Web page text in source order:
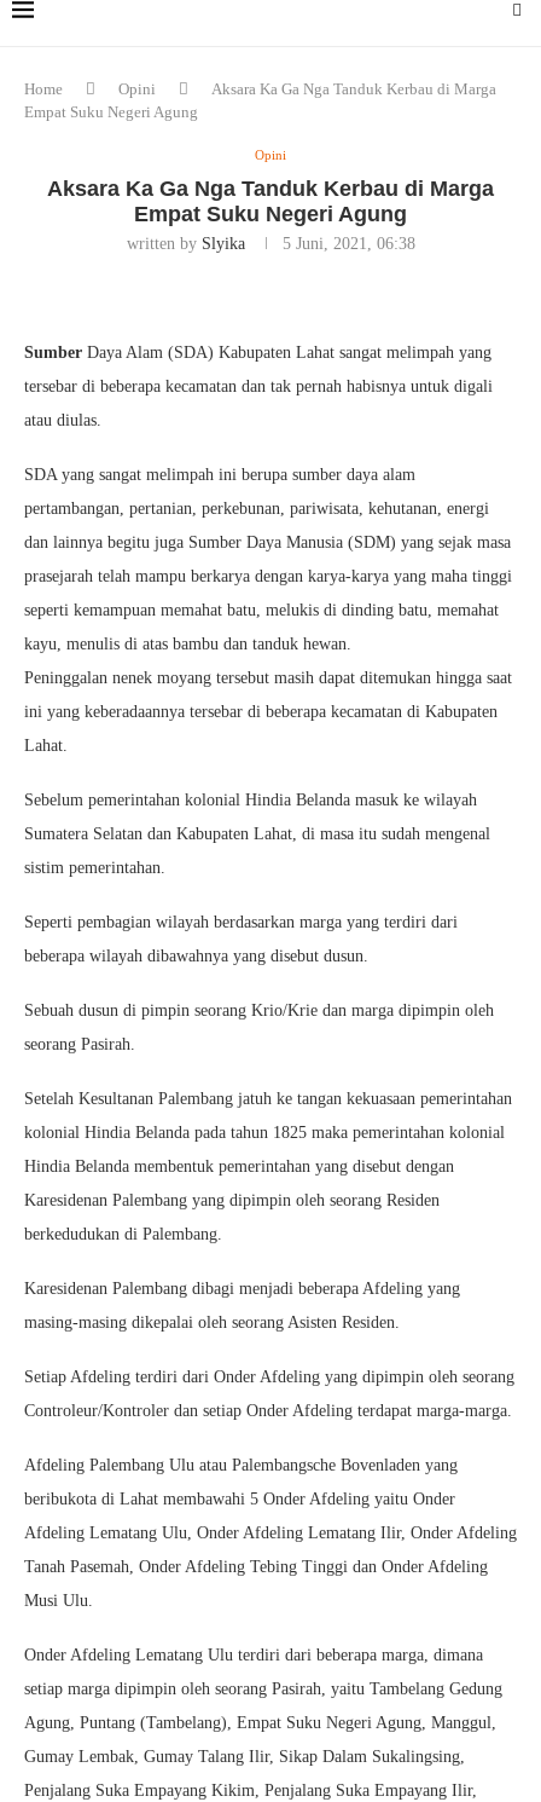
Home Opini
Aksara Ka Ga Nga Tanduk Kerbau di Marga
Empat Suku Negeri Agung
Opini
Aksara Ka Ga Nga Tanduk Kerbau di Marga
Empat Suku Negeri Agung
written by Slyika 5 Juni, 2021, 06:38
Sumber Daya Alam (SDA) Kabupaten Lahat sangat melimpah yang
tersebar di beberapa kecamatan dan tak pernah habisnya untuk digali
atau diulas.
SDA yang sangat melimpah ini berupa sumber daya alam
pertambangan, pertanian, perkebunan, pariwisata, kehutanan, energi
dan lainnya begitu juga Sumber Daya Manusia (SDM) yang sejak masa
prasejarah telah mampu berkarya dengan karya-karya yang maha tinggi
seperti kemampuan memahat batu, melukis di dinding batu, memahat
kayu, menulis di atas bambu dan tanduk hewan.
Peninggalan nenek moyang tersebut masih dapat ditemukan hingga saat
ini yang keberadaannya tersebar di beberapa kecamatan di Kabupaten
Lahat.
Sebelum pemerintahan kolonial Hindia Belanda masuk ke wilayah
Sumatera Selatan dan Kabupaten Lahat, di masa itu sudah mengenal
sistim pemerintahan.
Seperti pembagian wilayah berdasarkan marga yang terdiri dari
beberapa wilayah dibawahnya yang disebut dusun.
Sebuah dusun di pimpin seorang Krio/Krie dan marga dipimpin oleh
seorang Pasirah.
Setelah Kesultanan Palembang jatuh ke tangan kekuasaan pemerintahan
kolonial Hindia Belanda pada tahun 1825 maka pemerintahan kolonial
Hindia Belanda membentuk pemerintahan yang disebut dengan
Karesidenan Palembang yang dipimpin oleh seorang Residen
berkedudukan di Palembang.
Karesidenan Palembang dibagi menjadi beberapa Afdeling yang
masing-masing dikepalai oleh seorang Asisten Residen.
Setiap Afdeling terdiri dari Onder Afdeling yang dipimpin oleh seorang
Controleur/Kontroler dan setiap Onder Afdeling terdapat marga-marga.
Afdeling Palembang Ulu atau Palembangsche Bovenladen yang
beribukota di Lahat membawahi 5 Onder Afdeling yaitu Onder
Afdeling Lematang Ulu, Onder Afdeling Lematang Ilir, Onder Afdeling
Tanah Pasemah, Onder Afdeling Tebing Tinggi dan Onder Afdeling
Musi Ulu.
Onder Afdeling Lematang Ulu terdiri dari beberapa marga, dimana
setiap marga dipimpin oleh seorang Pasirah, yaitu Tambelang Gedung
Agung, Puntang (Tambelang), Empat Suku Negeri Agung, Manggul,
Gumay Lembak, Gumay Talang Ilir, Sikap Dalam Sukalingsing,
Penjalang Suka Empayang Kikim, Penjalang Suka Empayang Ilir,